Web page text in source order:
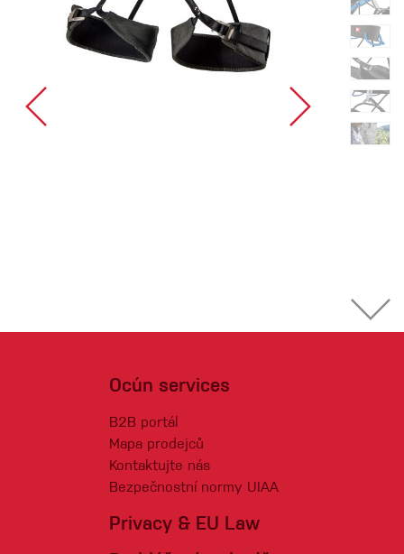
Ocún services
B2B portál
Mapa prodejců
Kontaktujte nás
Bezpečnostní normy UIAA
Privacy & EU Law